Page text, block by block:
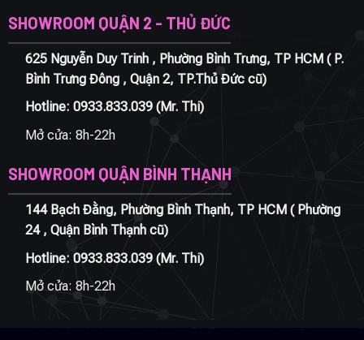
SHOWROOM QUẬN 2 - THỦ ĐỨC
625 Nguyễn Duy Trinh , Phường Bình Trưng, TP HCM ( P.
Bình Trưng Đông , Quận 2, TP.Thủ Đức cũ)
Hotline: 0933.833.039(Mr. Thi)
Mở cửa: 8h-22h
SHOWROOM QUẬN BÌNH THẠNH
144 Bạch Đằng, Phường Bình Thạnh, TP HCM ( Phường
24 , Quận Bình Thạnh cũ)
Hotline: 0933.833.039(Mr. Thi)
Mở cửa: 8h-22h